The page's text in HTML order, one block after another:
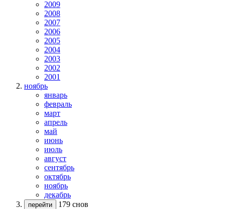
2009
2008
2007
2006
2005
2004
2003
2002
2001
ноябрь
январь
февраль
март
апрель
май
июнь
июль
август
сентябрь
октябрь
ноябрь
декабрь
перейти 179 снов